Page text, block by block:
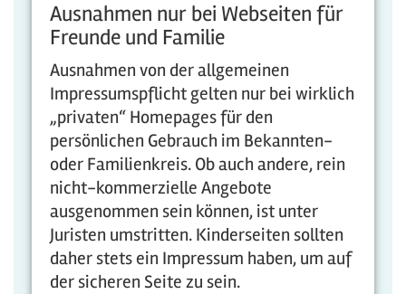
Ausnahmen nur bei Webseiten für
Freunde und Familie
Ausnahmen von der allgemeinen
Impressumspflicht gelten nur bei wirklich
„privaten“ Homepages für den
persönlichen Gebrauch im Bekannten-
oder Familienkreis. Ob auch andere, rein
nicht-kommerzielle Angebote
ausgenommen sein können, ist unter
Juristen umstritten. Kinderseiten sollten
daher stets ein Impressum haben, um auf
der sicheren Seite zu sein.